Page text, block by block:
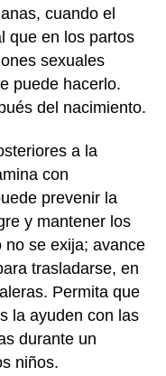
cuando el
que en los partos
sexuales
puede hacerlo.
del nacimiento.
a la
con
prevenir la
y mantener los
no se exija; avance
trasladarse, en
Permita que
la ayuden con las
durante un
niños.